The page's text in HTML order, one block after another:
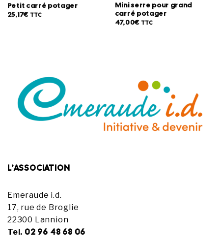
Petit carré potager
25,17€ TTC
Mini serre pour grand
carré potager
47,00€ TTC
L’ASSOCIATION
Emeraude i.d.
17, rue de Broglie
22300 Lannion
Tel. 02 96 48 68 06